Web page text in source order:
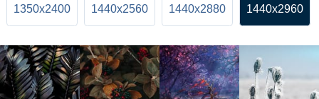
1350x2400 1440x2560 1440x2880 1440x2960